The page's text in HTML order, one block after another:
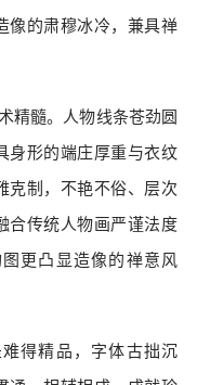
像的肃穆冰冷，兼具禅
精髓。人物线条苍劲圆
身形的端庄厚重与衣纹
克制，不艳不俗、层次
合传统人物画严谨法度
更凸显造像的禅意风
得精品，字体古拙沉